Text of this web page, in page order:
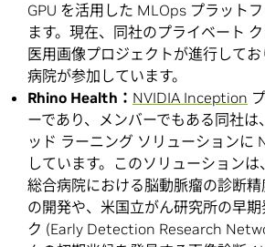
GPU を活用した MLOps プラット
ます。現在、同社のプライベート
医用画像プロジェクトが進行して
病院が参加しています。
Rhino Health： NVIDIA Inception
ーであり、メンバーでもある同社
ッド ラーニング ソリューションに
しています。このソリューション
総合病院における脳動脈瘤の診断
の開発や、米国立がん研究所の早
ク (Early Detection Research